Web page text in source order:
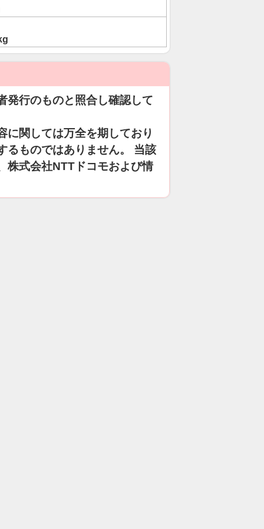
発行のものと照合し確認して
に関しては万全を期しており
るものではありません。 当該
株式会社NTTドコモおよび情